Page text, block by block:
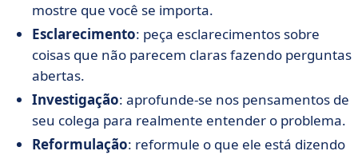
mostre que você se importa.
Esclarecimento: peça esclarecimentos sobre
coisas que não parecem claras fazendo perguntas
abertas.
Investigação: aprofunde-se nos pensamentos de
seu colega para realmente entender o problema.
Reformulação: reformule o que ele está dizendo